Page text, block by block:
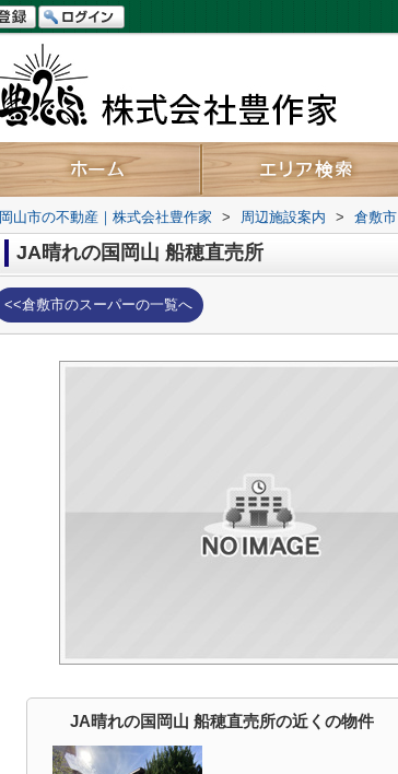
岡山市の不動産｜株式会社豊作家 > 周辺施設案内 > 倉敷市
JA晴れの国岡山 船穂直売所
<<倉敷市のスーパーの一覧へ
JA晴れの国岡山 船穂直売所の近くの物件